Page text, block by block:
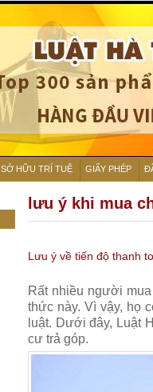
SỞ HỮU TRÍ TUỆ GIẤY PHÉP
lưu ý khi mua
Lưu ý về tiến độ thanh
Rất nhiều người
thức này. Vì vậy, họ
luật. Dưới đây, Luật
cư trả góp.